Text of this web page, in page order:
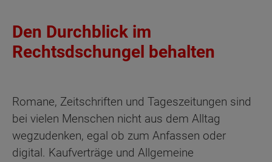
Den Durchblick im
Rechtsdschungel behalten
Romane, Zeitschriften und Tageszeitungen sind
bei vielen Menschen nicht aus dem Alltag
wegzudenken, egal ob zum Anfassen oder
digital. Kaufverträge und Allgemeine